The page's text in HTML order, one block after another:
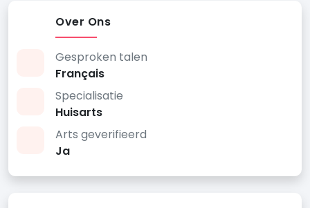
Over Ons
Gesproken talen
Français
Specialisatie
Huisarts
Arts geverifieerd
Ja